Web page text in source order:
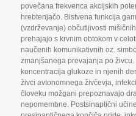
povečana frekvenca akcijskih
hrebtenjačo. Bistvena funkcija
(vzdrževanje) občutljivosti
prehajajo s krvnim obtokom v
naučenih komunikativnih oz.
zmanjšanega prevajanja po
koncentracija glukoze in njenih
živci avtonomnega živčevja,
človeku možgani prepoznavajo
nepomembne. Postsinaptični